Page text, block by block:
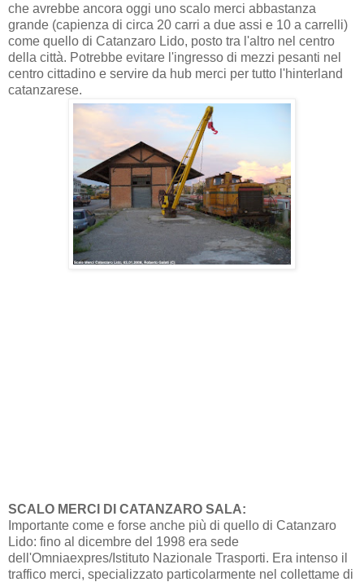
che avrebbe ancora oggi uno scalo merci abbastanza
grande (capienza di circa 20 carri a due assi e 10 a carrelli)
come quello di Catanzaro Lido, posto tra l'altro nel centro
della città. Potrebbe evitare l'ingresso di mezzi pesanti nel
centro cittadino e servire da hub merci per tutto l'hinterland
catanzarese.
SCALO MERCI DI CATANZARO SALA:
Importante come e forse anche più di quello di Catanzaro
Lido: fino al dicembre del 1998 era sede
dell'Omniaexpres/Istituto Nazionale Trasporti. Era intenso il
traffico merci, specializzato particolarmente nel collettame di